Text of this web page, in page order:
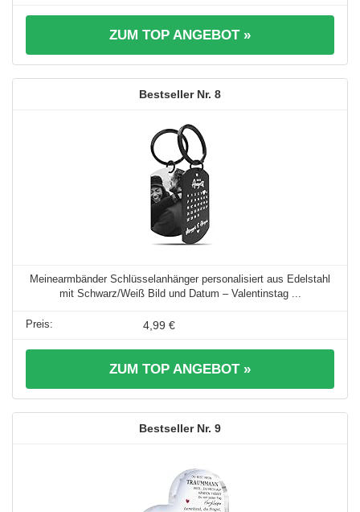
ZUM TOP ANGEBOT »
8
Meinearmbänder Schlüsselanhänger personalisiert aus Edelstahl
mit Schwarz/Weiß Bild und Datum – Valentinstag ...
4,99 €
ZUM TOP ANGEBOT »
9